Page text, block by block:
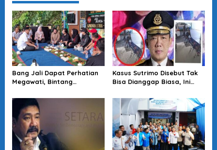
Bang Jali Dapat Perhatian
Megawati, Bintang
Pojok Baca
Kasus Sutrimo Disebut Tak
Bisa Dianggap Biasa, Ini
Tuntas